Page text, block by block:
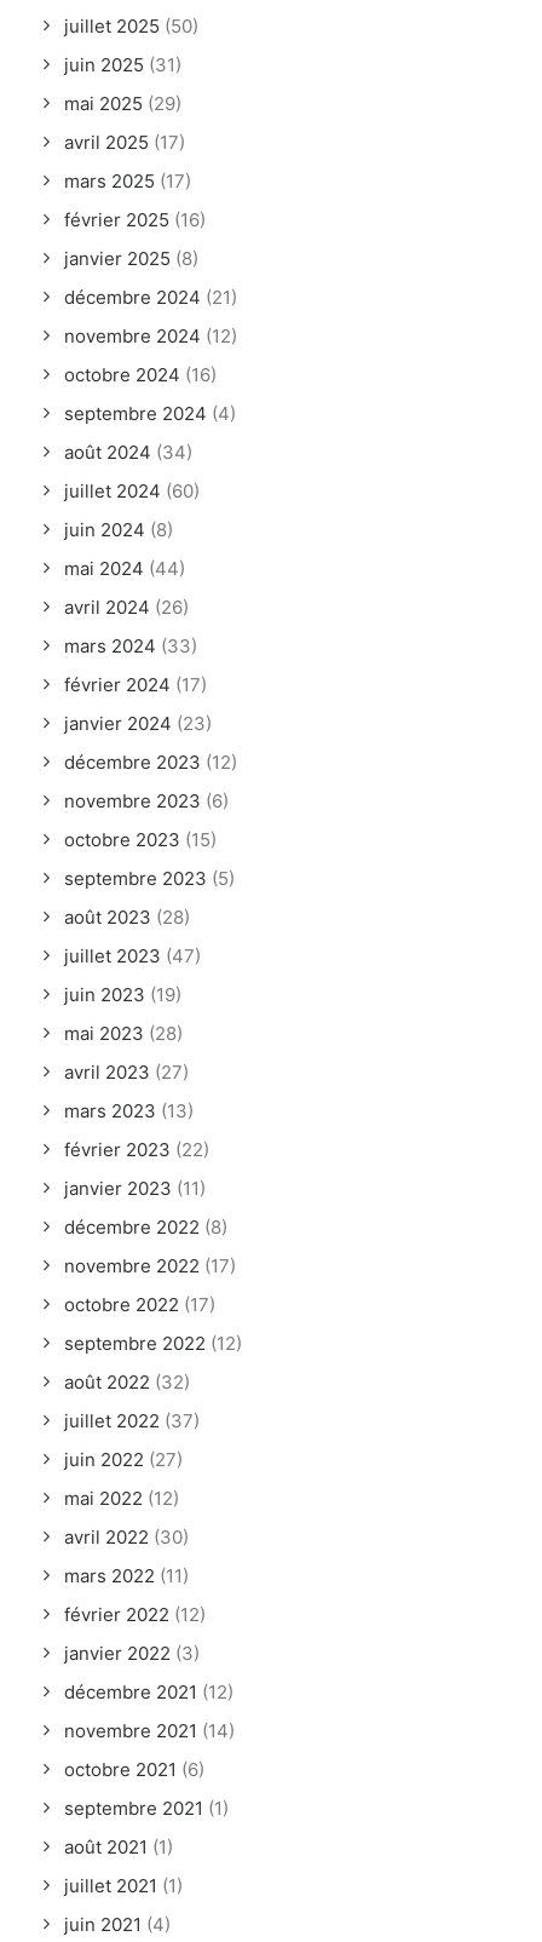
juillet 2025 (50)
juin 2025 (31)
mai 2025 (29)
avril 2025 (17)
mars 2025 (17)
février 2025 (16)
janvier 2025 (8)
décembre 2024 (21)
novembre 2024 (12)
octobre 2024 (16)
septembre 2024 (4)
août 2024 (34)
juillet 2024 (60)
juin 2024 (8)
mai 2024 (44)
avril 2024 (26)
mars 2024 (33)
février 2024 (17)
janvier 2024 (23)
décembre 2023 (12)
novembre 2023 (6)
octobre 2023 (15)
septembre 2023 (5)
août 2023 (28)
juillet 2023 (47)
juin 2023 (19)
mai 2023 (28)
avril 2023 (27)
mars 2023 (13)
février 2023 (22)
janvier 2023 (11)
décembre 2022 (8)
novembre 2022 (17)
octobre 2022 (17)
septembre 2022 (12)
août 2022 (32)
juillet 2022 (37)
juin 2022 (27)
mai 2022 (12)
avril 2022 (30)
mars 2022 (11)
février 2022 (12)
janvier 2022 (3)
décembre 2021 (12)
novembre 2021 (14)
octobre 2021 (6)
septembre 2021 (1)
août 2021 (1)
juillet 2021 (1)
juin 2021 (4)